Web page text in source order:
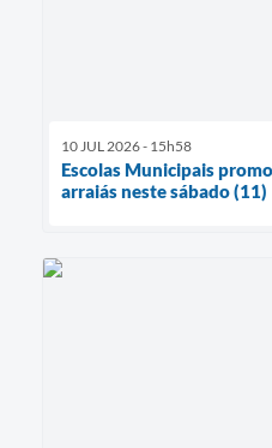
10 JUL 2026 - 15h58
Escolas Municipais
arraiás neste sábado (11)